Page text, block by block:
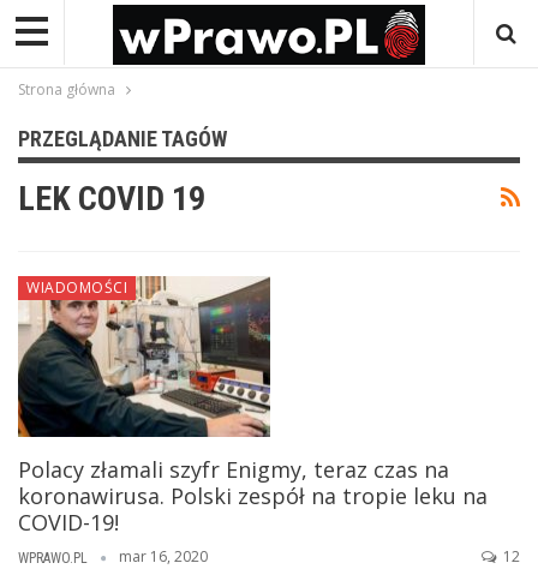
Strona główna
PRZEGLĄDANIE TAGÓW
LEK COVID 19
WIADOMOŚCI
Polacy złamali szyfr Enigmy, teraz czas na
koronawirusa. Polski zespół na tropie leku na
COVID-19!
WPRAWO.PL mar 16, 2020 12